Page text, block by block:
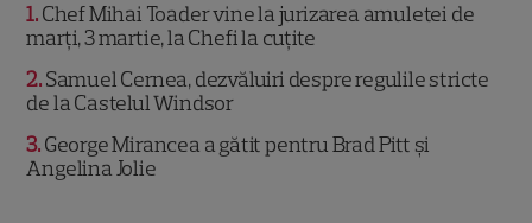
1 Chef Mihai Toader vine la jurizarea amuletei de
marți, 3 martie, la Chefi la cuțite
2 Samuel Cernea, dezvăluiri despre regulile stricte
de la Castelul Windsor
3 George Mirancea a gătit pentru Brad Pitt și
Angelina Jolie